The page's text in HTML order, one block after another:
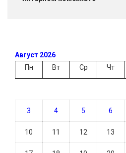
Август 2026
Пн
Вт Ср Чт
3 4 5 6
10 11 12 13